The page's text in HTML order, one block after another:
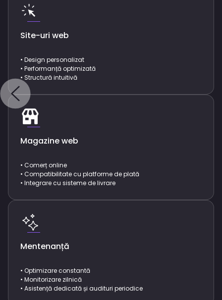
Site-uri web
• Design personalizat
• Performanță optimizată
• Structură intuitivă
Magazine web
• Comerț online
• Compatibilitate cu platforme de plată
• Integrare cu sisteme de livrare
Mentenanță
• Optimizare constantă
• Monitorizare zilnică
• Asistență dedicată și audituri periodice